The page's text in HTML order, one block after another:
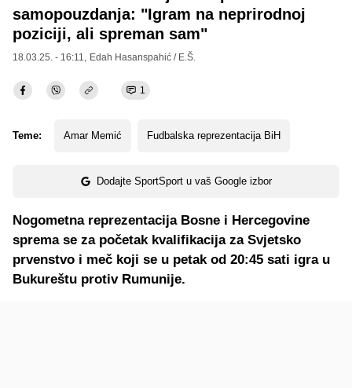
samopouzdanja: "Igram na neprirodnoj
poziciji, ali spreman sam"
18.03.25. - 16:11, Edah Hasanspahić / E.Š.
1
Teme: Amar Memić Fudbalska reprezentacija BiH
Dodajte SportSport u vaš Google izbor
Nogometna reprezentacija Bosne i Hercegovine
sprema se za početak kvalifikacija za Svjetsko
prvenstvo i meč koji se u petak od 20:45 sati igra u
Bukureštu protiv Rumunije.